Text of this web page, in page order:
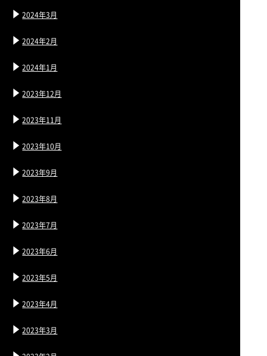
2024年3月
2024年2月
2024年1月
2023年12月
2023年11月
2023年10月
2023年9月
2023年8月
2023年7月
2023年6月
2023年5月
2023年4月
2023年3月